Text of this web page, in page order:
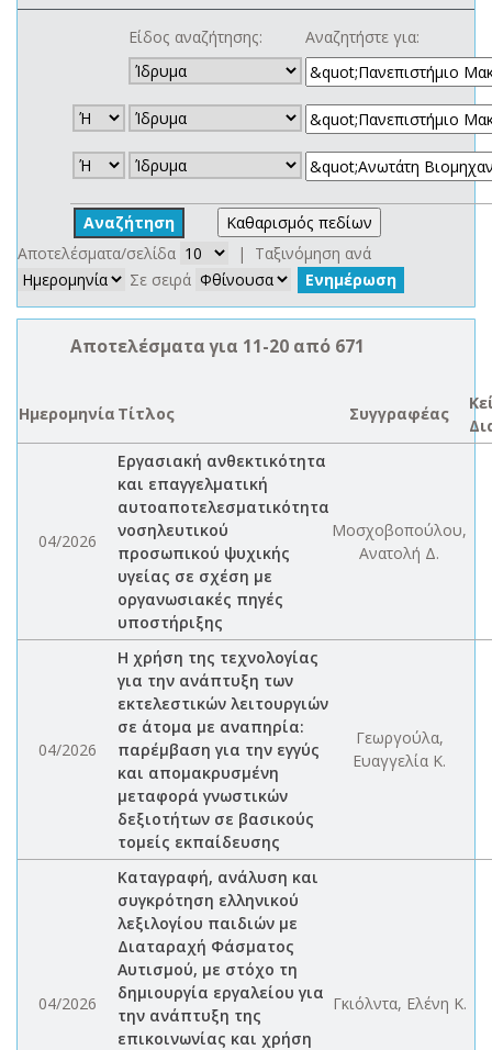
Είδος αναζήτησης: Αναζητήστε για:
Αποτελέσματα/σελίδα
| Ταξινόμηση ανά
Σε σειρά
Αποτελέσματα για 11-20 από 671
Ημερομηνία Τίτλος Συγγραφέας
04/2026
Εργασιακή ανθεκτικότητα
και επαγγελματική
αυτοαποτελεσματικότητα
νοσηλευτικού
προσωπικού ψυχικής
υγείας σε σχέση με
οργανωσιακές πηγές
υποστήριξης
Μοσχοβοπούλου,
Ανατολή Δ.
04/2026
Η χρήση της τεχνολογίας
για την ανάπτυξη των
εκτελεστικών λειτουργιών
σε άτομα με αναπηρία:
παρέμβαση για την εγγύς
και απομακρυσμένη
μεταφορά γνωστικών
δεξιοτήτων σε βασικούς
τομείς εκπαίδευσης
Γεωργούλα,
Ευαγγελία Κ.
04/2026
Καταγραφή, ανάλυση και
συγκρότηση ελληνικού
λεξιλογίου παιδιών με
Διαταραχή Φάσματος
Αυτισμού, με στόχο τη
δημιουργία εργαλείου για
την ανάπτυξη της
επικοινωνίας και χρήση
Γκιόλντα, Ελένη Κ.